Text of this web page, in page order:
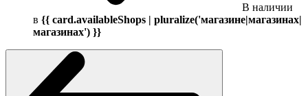
В наличии
в {{ card.availableShops | pluralize('магазине|магазинах|
магазинах') }}